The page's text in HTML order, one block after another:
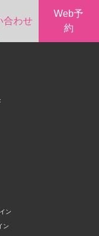
合わせ
Web予
約
ン
ン